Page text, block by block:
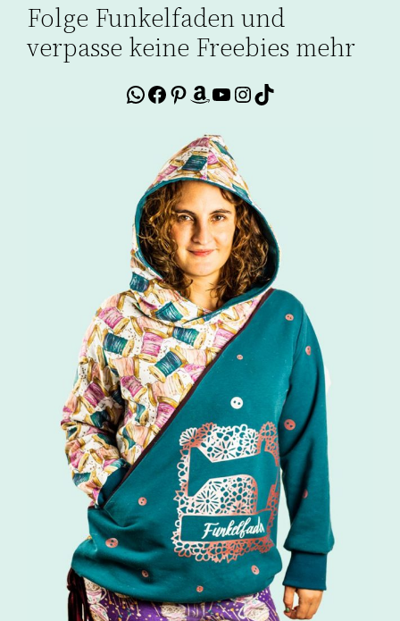
Folge Funkelfaden und
verpasse keine Freebies mehr
WhatsApp
Facebook
Pinterest
Amazon
YouTube
Instagram
TikTok